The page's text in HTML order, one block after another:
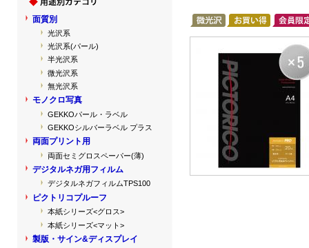
面質別
光沢系
光沢系(パール)
半光沢系
微光沢系
無光沢系
モノクロ写真
GEKKOパール・ラベル
GEKKOシルバーラベル プラス
両面プリント用
両面セミグロスペーパー(薄)
デジタルネガ用フィルム
デジタルネガフィルムTPS100
ピクトリコプルーフ
本紙シリーズ<グロス>
本紙シリーズ<マット>
製版・サイン&ディスプレイ